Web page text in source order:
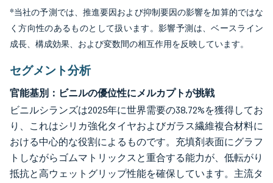
*当社の予測では、推進要因および抑制要因の影響を加算的ではな
く方向性のあるものとして扱います。影響予測は、ベースライン
成長、構成効果、および変数間の相互作用を反映しています。
セグメント分析
官能基別：ビニルの優位性にメルカプトが挑戦
ビニルシランズは2025年に世界需要の38.72%を獲得してお
り、これはシリカ強化タイヤおよびガラス繊維複合材料に
おける中心的な役割によるものです。充填剤表面にグラフ
トしながらゴムマトリックスと重合する能力が、低転がり
抵抗と高ウェットグリップ性能を確保しています。主流タ